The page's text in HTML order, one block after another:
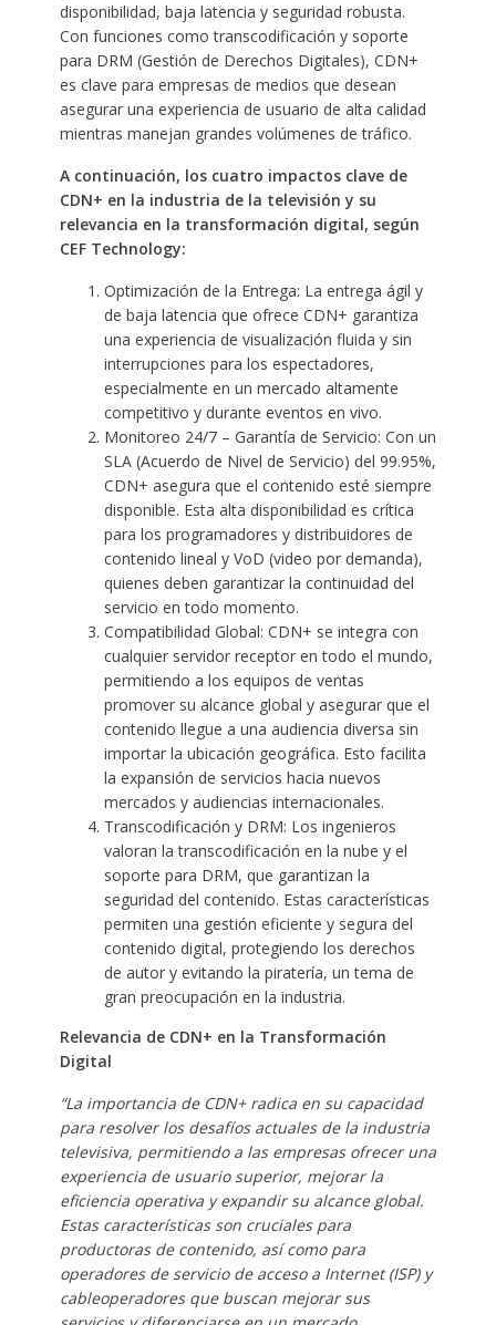
disponibilidad, baja latencia y seguridad robusta.
Con funciones como transcodificación y soporte
para DRM (Gestión de Derechos Digitales), CDN+
es clave para empresas de medios que desean
asegurar una experiencia de usuario de alta calidad
mientras manejan grandes volúmenes de tráfico.
A continuación, los cuatro impactos clave de
CDN+ en la industria de la televisión y su
relevancia en la transformación digital, según
CEF Technology:
Optimización de la Entrega: La entrega ágil y
de baja latencia que ofrece CDN+ garantiza
una experiencia de visualización fluida y sin
interrupciones para los espectadores,
especialmente en un mercado altamente
competitivo y durante eventos en vivo.
Monitoreo 24/7 – Garantía de Servicio: Con un
SLA (Acuerdo de Nivel de Servicio) del 99.95%,
CDN+ asegura que el contenido esté siempre
disponible. Esta alta disponibilidad es crítica
para los programadores y distribuidores de
contenido lineal y VoD (video por demanda),
quienes deben garantizar la continuidad del
servicio en todo momento.
Compatibilidad Global: CDN+ se integra con
cualquier servidor receptor en todo el mundo,
permitiendo a los equipos de ventas
promover su alcance global y asegurar que el
contenido llegue a una audiencia diversa sin
importar la ubicación geográfica. Esto facilita
la expansión de servicios hacia nuevos
mercados y audiencias internacionales.
Transcodificación y DRM: Los ingenieros
valoran la transcodificación en la nube y el
soporte para DRM, que garantizan la
seguridad del contenido. Estas características
permiten una gestión eficiente y segura del
contenido digital, protegiendo los derechos
de autor y evitando la piratería, un tema de
gran preocupación en la industria.
Relevancia de CDN+ en la Transformación
Digital
“La importancia de CDN+ radica en su capacidad
para resolver los desafíos actuales de la industria
televisiva, permitiendo a las empresas ofrecer una
experiencia de usuario superior, mejorar la
eficiencia operativa y expandir su alcance global.
Estas características son cruciales para
productoras de contenido, así como para
operadores de servicio de acceso a Internet (ISP) y
cableoperadores que buscan mejorar sus